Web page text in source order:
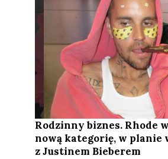
Rodzinny biznes. Rhode
nową kategorię, w planie
z Justinem Bieberem